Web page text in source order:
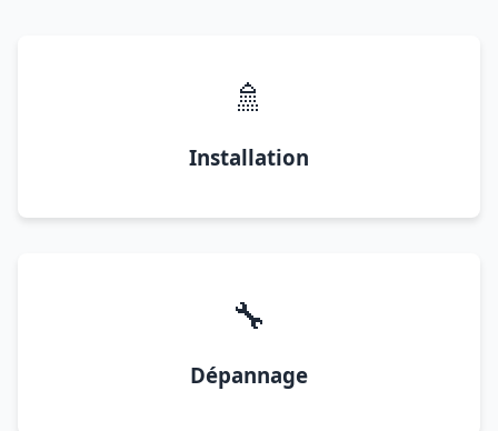
🚿
Installation
🔧
Dépannage